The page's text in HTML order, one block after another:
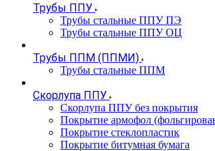
Трубы ППУ
Трубы стальные ППУ ПЭ
Трубы стальные ППУ ОЦ
Трубы ППМ (ППМИ)
Трубы стальные ППМ
Скорлупа ППУ
Скорлупа ППУ без покрытия
Покрытие армофол
Покрытие стеклопластик
Покрытие битумная бумага